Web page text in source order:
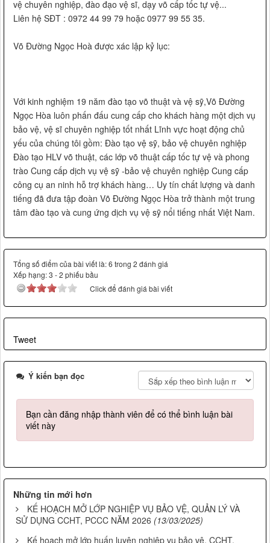
vệ chuyên nghiệp, đào đạo vệ sĩ, dạy võ cấp tốc tự vệ...
Liên hệ SĐT : 0972 44 99 79 hoặc 0977 99 55 35.
Võ Đường Ngọc Hoà được xác lập kỷ lục:
Với kinh nghiệm 19 năm đào tạo võ thuật và vệ sỹ,Võ Đường
Ngọc Hòa luôn phấn đấu cung cấp cho khách hàng một dịch vụ
bảo vệ, vệ sĩ chuyên nghiệp tốt nhất Lĩnh vực hoạt động chủ
yếu của chúng tôi gồm: Đào tạo vệ sỹ, bảo vệ chuyên nghiệp
Đào tạo HLV võ thuật, các lớp võ thuật cấp tốc tự vệ và phong
trào Cung cấp dịch vụ vệ sỹ -bảo vệ chuyên nghiệp Cung cấp
công cụ an ninh hỗ trợ khách hàng… Uy tín chất lượng và danh
tiếng đã đưa tập đoàn Võ Đường Ngọc Hòa trở thành một trung
tâm đào tạo và cung ứng dịch vụ vệ sỹ nổi tiếng nhất Việt Nam.
Tổng số điểm của bài viết là: 6 trong 2 đánh giá
Xếp hạng:3 -2 phiếu bầu
Click để đánh giá bài viết
Tweet
Ý kiến bạn đọc
Bạn cần đăng nhập thành viên để có thể bình luận bài
viết này
Những tin mới hơn
KẾ HOẠCH MỞ LỚP NGHIỆP VỤ BẢO VỆ, QUẢN LÝ VÀ
SỬ DỤNG CCHT, PCCC NĂM 2026 (13/03/2025)
Kế hoạch mở lớp huấn luyện nghiệp vụ bảo vệ, CCHT,